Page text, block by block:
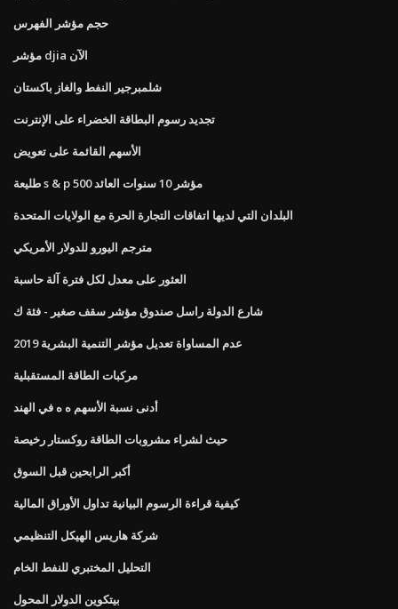
حجم مؤشر الفهرس
مؤشر djia الآن
شلمبرجير النفط والغاز باكستان
تجديد رسوم البطاقة الخضراء على الإنترنت
الأسهم القائمة على تعويض
طليعة s & p 500 مؤشر 10 سنوات العائد
البلدان التي لديها اتفاقات التجارة الحرة مع الولايات المتحدة
مترجم اليورو للدولار الأمريكي
العثور على معدل لكل فترة آلة حاسبة
شارع الدولة راسل صندوق مؤشر سقف صغير - فئة ك
عدم المساواة تعديل مؤشر التنمية البشرية 2019
مركبات الطاقة المستقبلية
أدنى نسبة الأسهم ه ه في الهند
حيث لشراء مشروبات الطاقة روكستار رخيصة
أكبر الرابحين قبل السوق
كيفية قراءة الرسوم البيانية تداول الأوراق المالية
شركة هاريس الهيكل التنظيمي
التحليل المختبري للنفط الخام
بيتكوين الدولار المحول